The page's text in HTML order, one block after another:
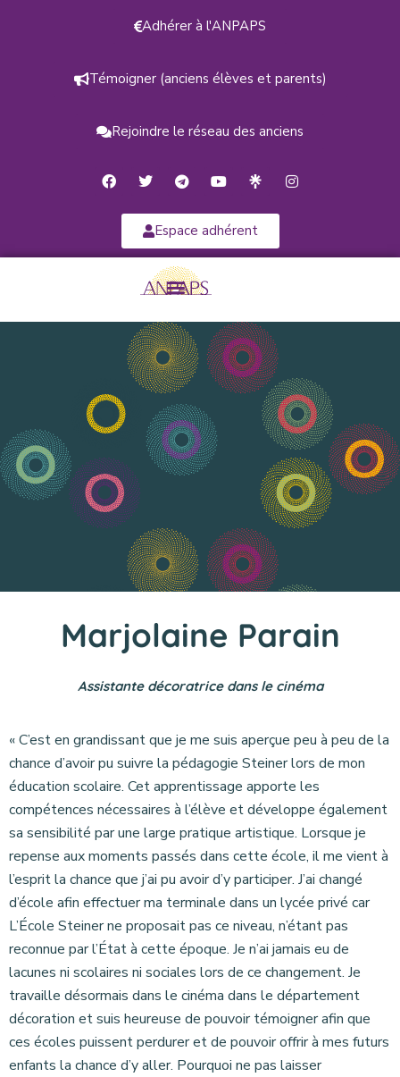
Adhérer à l'ANPAPS
Témoigner (anciens élèves et parents)
Rejoindre le réseau des anciens
Espace adhérent
Marjolaine Parain
Assistante décoratrice dans le cinéma
« C’est en grandissant que je me suis aperçue peu à peu de la
chance d’avoir pu suivre la pédagogie Steiner lors de mon
éducation scolaire. Cet apprentissage apporte les
compétences nécessaires à l’élève et développe également
sa sensibilité par une large pratique artistique. Lorsque je
repense aux moments passés dans cette école, il me vient à
l’esprit la chance que j’ai pu avoir d’y participer. J’ai changé
d’école afin effectuer ma terminale dans un lycée privé car
L’École Steiner ne proposait pas ce niveau, n’étant pas
reconnue par l’État à cette époque. Je n’ai jamais eu de
lacunes ni scolaires ni sociales lors de ce changement. Je
travaille désormais dans le cinéma dans le département
décoration et suis heureuse de pouvoir témoigner afin que
ces écoles puissent perdurer et de pouvoir offrir à mes futurs
enfants la chance d’y aller. Pourquoi ne pas laisser